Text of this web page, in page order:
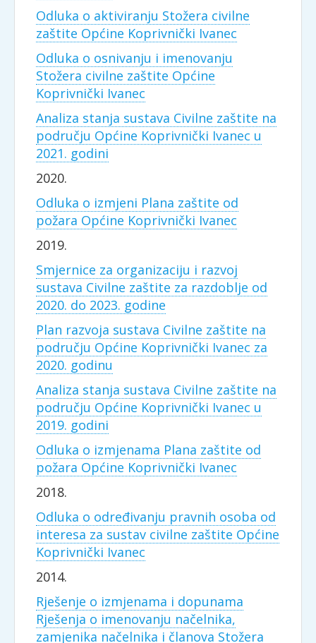
Odluka o aktiviranju Stožera civilne
zaštite Općine Koprivnički Ivanec
Odluka o osnivanju i imenovanju
Stožera civilne zaštite Općine
Koprivnički Ivanec
Analiza stanja sustava Civilne zaštite na
području Općine Koprivnički Ivanec u
2021. godini
2020.
Odluka o izmjeni Plana zaštite od
požara Općine Koprivnički Ivanec
2019.
Smjernice za organizaciju i razvoj
sustava Civilne zaštite za razdoblje od
2020. do 2023. godine
Plan razvoja sustava Civilne zaštite na
području Općine Koprivnički Ivanec za
2020. godinu
Analiza stanja sustava Civilne zaštite na
području Općine Koprivnički Ivanec u
2019. godini
Odluka o izmjenama Plana zaštite od
požara Općine Koprivnički Ivanec
2018.
Odluka o određivanju pravnih osoba od
interesa za sustav civilne zaštite Općine
Koprivnički Ivanec
2014.
Rješenje o izmjenama i dopunama
Rješenja o imenovanju načelnika,
zamjenika načelnika i članova Stožera